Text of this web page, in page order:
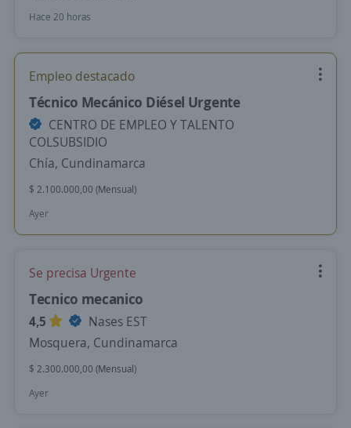
Hace 20 horas
Empleo destacado
Técnico Mecánico Diésel Urgente
CENTRO DE EMPLEO Y TALENTO
COLSUBSIDIO
Chía, Cundinamarca
$ 2.100.000,00 (Mensual)
Ayer
Se precisa Urgente
Tecnico mecanico
4,5
Nases EST
Mosquera, Cundinamarca
$ 2.300.000,00 (Mensual)
Ayer